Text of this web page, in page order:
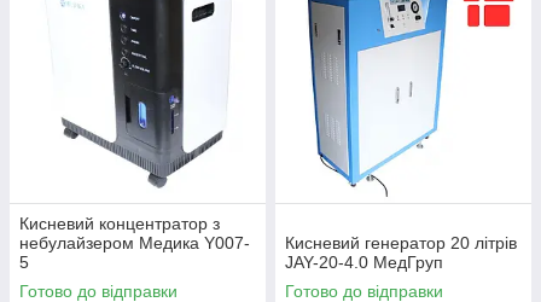
Кисневий концентратор з
небулайзером Медика Y007-
5
Готово до відправки
Кисневий генератор 20 літрів
JAY-20-4.0 МедГруп
Готово до відправки